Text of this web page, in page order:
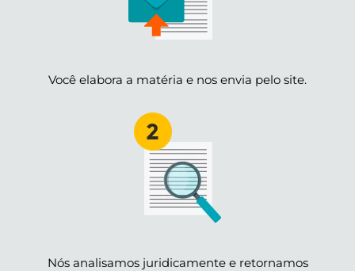
Você elabora a matéria e nos envia pelo site.
Nós analisamos juridicamente e retornamos